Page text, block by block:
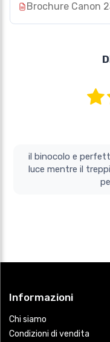
Brochure Canon
il binocolo e perfetto si vede anche con
luce mentre il
Informazioni
Chi siamo
Condizioni di vendita